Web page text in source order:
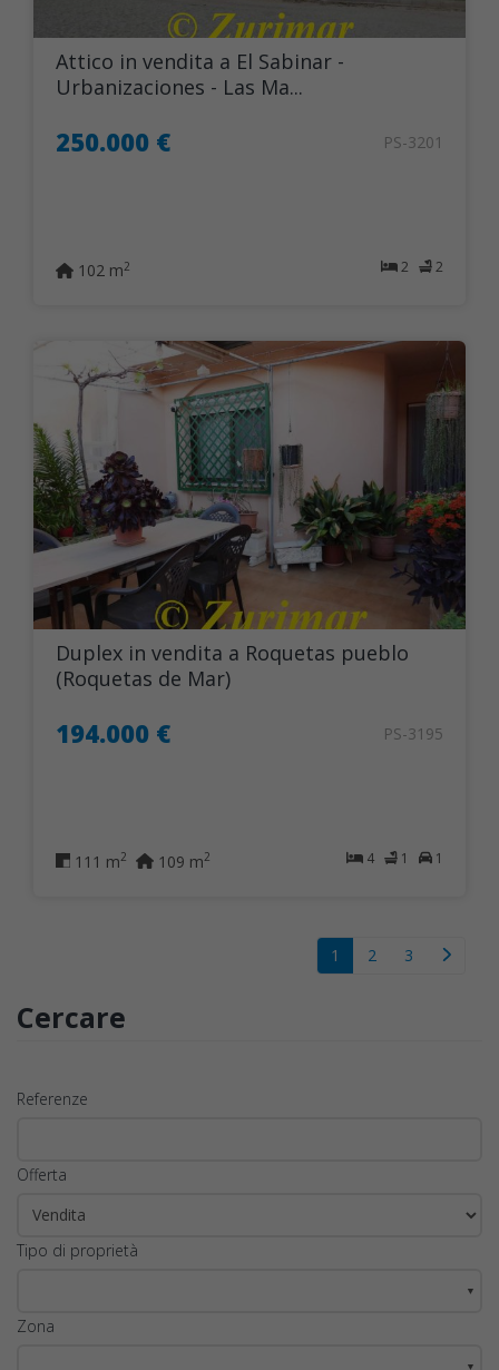
Attico in vendita a El Sabinar -
Urbanizaciones - Las Ma...
250.000 € PS-3201
2 2
102 m2
Duplex in vendita a Roquetas pueblo
(Roquetas de Mar)
194.000 € PS-3195
4 1 1
111 m2 109 m2
1 2 3
Cercare
Referenze
Offerta
Tipo di proprietà
▼
Zona
▼